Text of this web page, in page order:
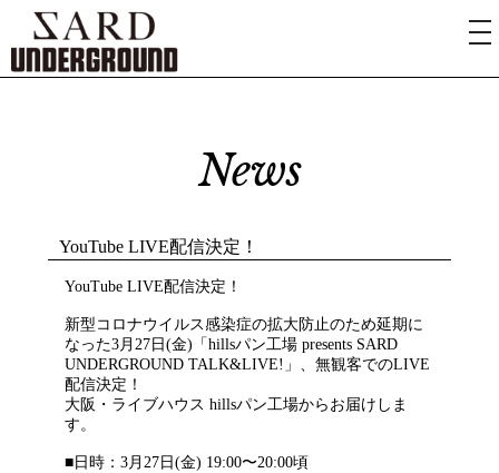
News
YouTube LIVE配信決定！
YouTube LIVE配信決定！
新型コロナウイルス感染症の拡大防止のため延期に
なった3月27日(金)「hillsパン工場 presents SARD
UNDERGROUND TALK&LIVE!」、無観客でのLIVE
配信決定！
大阪・ライブハウス hillsパン工場からお届けしま
す。
■日時：3月27日(金) 19:00〜20:00頃